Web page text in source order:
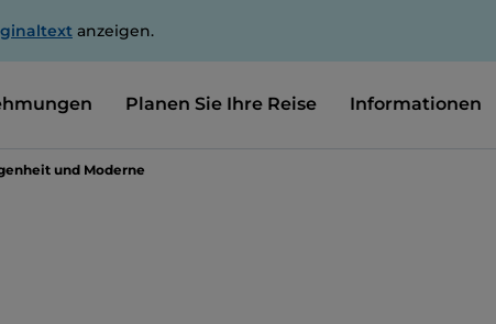
anzeigen.
Planen Sie Ihre Reise Informationen
und Moderne